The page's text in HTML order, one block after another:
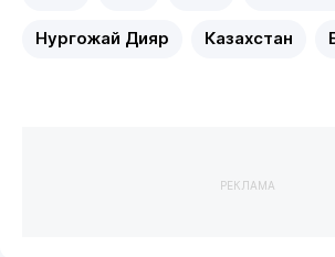
Нургожай Дияр Казахстан
РЕКЛАМА